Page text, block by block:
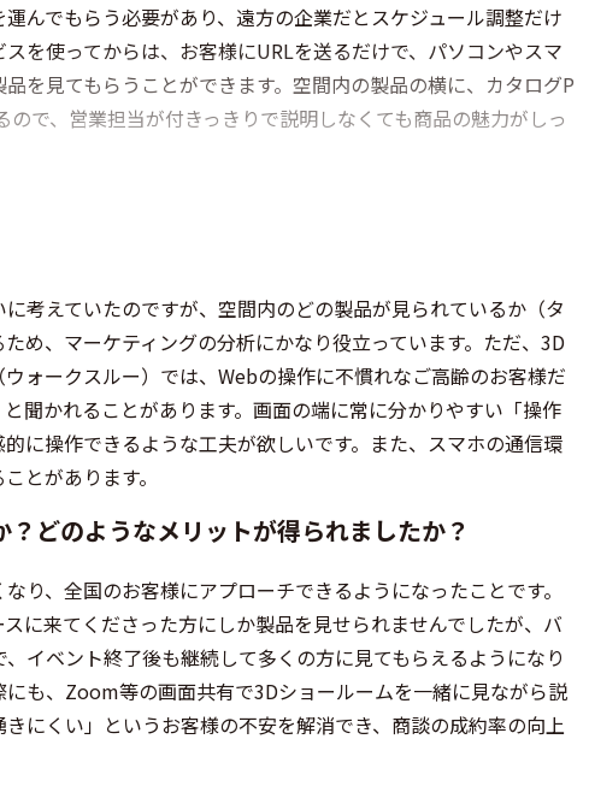
んでもらう必要があり、遠方の企業だとスケジュール調整だけ
を使ってからは、お客様にURLを送るだけで、パソコンやスマ
を見てもらうことができます。空間内の製品の横に、カタログP
で、営業担当が付きっきりで説明しなくても商品の魅力がしっ
考えていたのですが、空間内のどの製品が見られているか（タ
め、マーケティングの分析にかなり役立っています。ただ、3D
ォークスルー）では、Webの操作に不慣れなご高齢のお客様だ
聞かれることがあります。画面の端に常に分かりやすい「操作
に操作できるような工夫が欲しいです。また、スマホの通信環
とがあります。
どのようなメリットが得られましたか？
り、全国のお客様にアプローチできるようになったことです。
に来てくださった方にしか製品を見せられませんでしたが、バ
イベント終了後も継続して多くの方に見てもらえるようになり
も、Zoom等の画面共有で3Dショールームを一緒に見ながら説
にくい」というお客様の不安を解消でき、商談の成約率の向上